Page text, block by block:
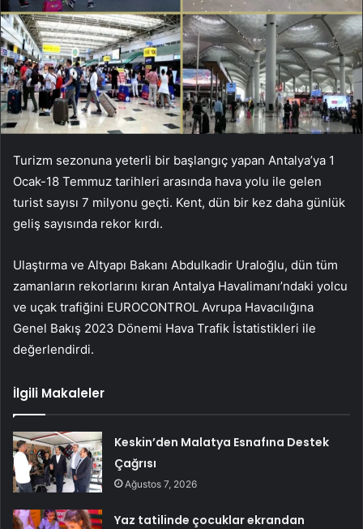
Turizm sezonuna yeterli bir başlangıç ​​yapan Antalya’ya 1
Ocak-18 Temmuz tarihleri ​​arasında hava yolu ile gelen
turist sayısı 7 milyonu geçti. Kent, dün bir kez daha günlük
geliş sayısında rekor kırdı.
Ulaştırma ve Altyapı Bakanı Abdulkadir Uraloğlu, dün tüm
zamanların rekorlarını kıran Antalya Havalimanı’ndaki yolcu
ve uçak trafiğini EUROCONTROL Avrupa Havacılığına
Genel Bakış 2023 Dönemi Hava Trafik İstatistikleri ile
değerlendirdi.
İlgili Makaleler
Keskin’den Malatya Esnafına Destek
Çağrısı
Ağustos 7, 2026
Yaz tatilinde çocuklar ekrandan